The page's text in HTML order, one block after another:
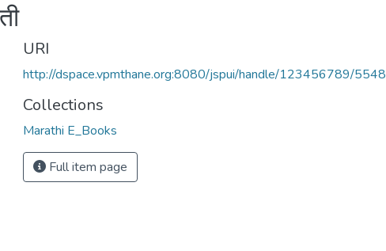
URI
http://dspace.vpmthane.org:8080/jspui/handle/123456789/5548
Collections
Marathi E_Books
Full item page